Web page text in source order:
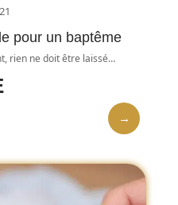
pour un baptême
rien ne doit être laissé…